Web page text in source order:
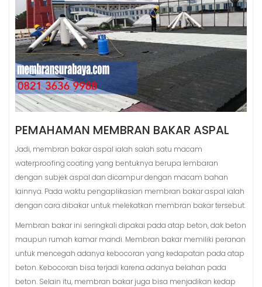
PEMAHAMAN MEMBRAN BAKAR ASPAL
Jadi, membran bakar aspal ialah salah satu macam
waterproofing coating yang bentuknya berupa lembaran
dengan subjek aspal dan dicampur dengan macam bahan
lainnya. Pada waktu pengaplikasian membran bakar aspal ialah
dengan cara dibakar untuk melekatkan membran bakar tersebut.
Membran bakar ini seringkali dipakai pada atap beton, dak beton
maupun rumah kamar mandi. Membran bakar memiliki peranan
untuk mencegah adanya kebocoran yang kedapatan pada atap
beton. Kebocoran bisa terjadi karena adanya belahan pada
beton. Selain itu, membran bakar juga bisa menjadikan kedap